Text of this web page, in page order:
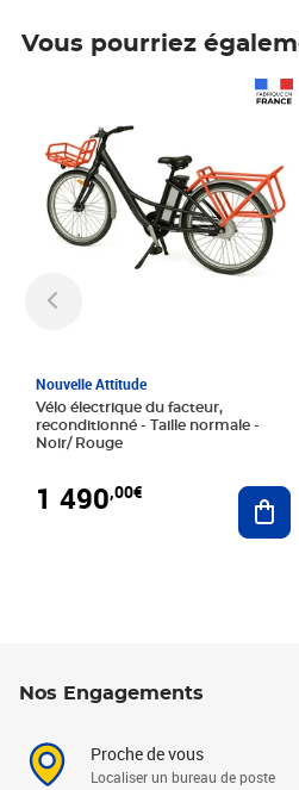
Vous pourriez
Nouvelle Attitude
Vélo électrique du facteur,
reconditionné - Taille normale -
Noir/ Rouge
1 490,00€
Nos Engagements
Proche de vous
Localiser un bureau de poste